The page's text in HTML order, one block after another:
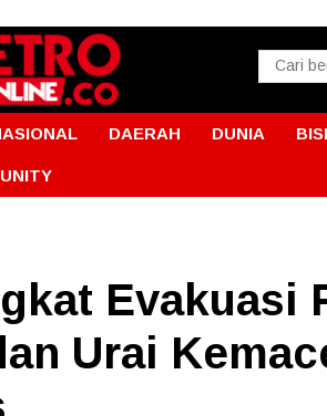
DAERAH DUNIA
Evakuasi
Urai